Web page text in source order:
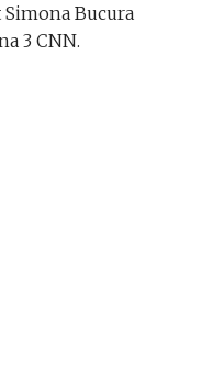
Bucura
3 CNN.